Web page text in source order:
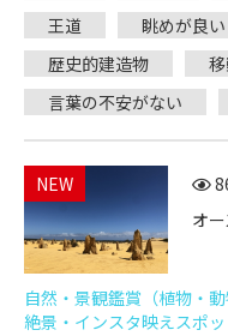
王道
眺めが良い
歴史的建造物
言葉の不安がない
NEW
オ
自然・景観鑑賞（植物・
絶景・インスタ映えスポ